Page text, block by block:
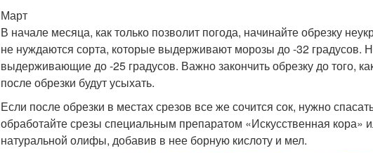
Март
В начале месяца, как только позволит погода, начинайте обрезку
не нуждаются сорта, которые выдерживают морозы до -32 градусов.
выдерживающие до -25 градусов. Важно закончить обрезку до того,
после обрезки будут усыхать.
Если после обрезки в местах срезов все же сочится сок, нужно
обработайте срезы специальным препаратом «Искусственная кора»
натуральной олифы, добавив в нее борную кислоту и мел.